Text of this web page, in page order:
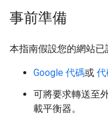
事前準備
本指南假設您的網站已
Google 代碼或
可將要求轉送至
載平衡器。